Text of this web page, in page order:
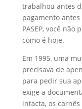
trabalhou antes
pagamento
PASEP, você
como é hoje.
Em 1995, uma
precisava de
para pedir sua
exige a
intacta, os